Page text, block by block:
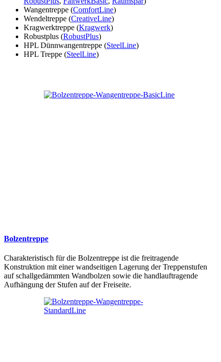
Wangentreppe (ComfortLine)
Wendeltreppe (CreativeLine)
Kragwerktreppe (Kragwerk)
Robustplus (RobustPlus)
HPL Dünnwangentreppe (SteelLine)
HPL Treppe (SteelLine)
Bolzentreppe
Charakteristisch für die Bolzentreppe ist die freitragende
Konstruktion mit einer wandseitigen Lagerung der Treppenstufen
auf schallgedämmten Wandbolzen sowie die handlauftragende
Aufhängung der Stufen auf der Freiseite.